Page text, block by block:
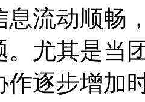
息流动顺畅
。尤其是当
作逐步增加